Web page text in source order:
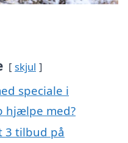
skjul
speciale i
hjælpe med?
3 tilbud på